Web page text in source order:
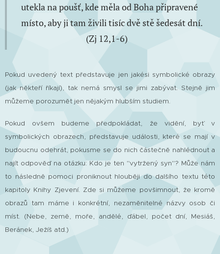
utekla na poušť, kde měla od Boha připravené
místo, aby ji tam živili tisíc dvě stě šedesát dní.
(Zj 12,1-6)
Pokud uvedený text představuje jen jakési symbolické obrazy
(jak někteří říkají), tak nemá smysl se jimi zabývat. Stejně jim
můžeme porozumět jen nějakým hlubším studiem.
Pokud ovšem budeme předpokládat, že vidění, byť v
symbolických obrazech, představuje události, které se mají v
budoucnu odehrát, pokusme se do nich částečně nahlédnout a
najít odpověď na otázku: Kdo je ten "vytržený syn"? Může nám
to následně pomoci proniknout hlouběji do dalšího textu této
kapitoly Knihy Zjevení. Zde si můžeme povšimnout, že kromě
obrazů tam máme i konkrétní, nezaměnitelné názvy osob či
míst. (Nebe, země, moře, andělé, ďábel, počet dní, Mesiáš,
Beránek, Ježíš atd.)